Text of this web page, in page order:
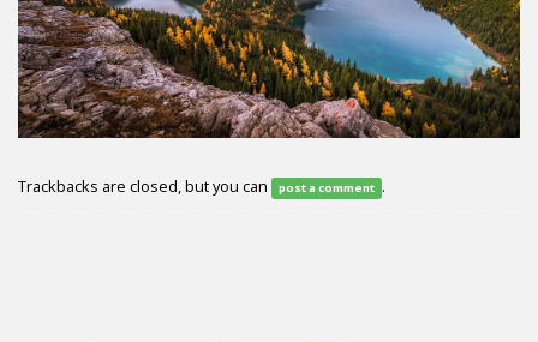
Trackbacks are closed, but you can post a comment .